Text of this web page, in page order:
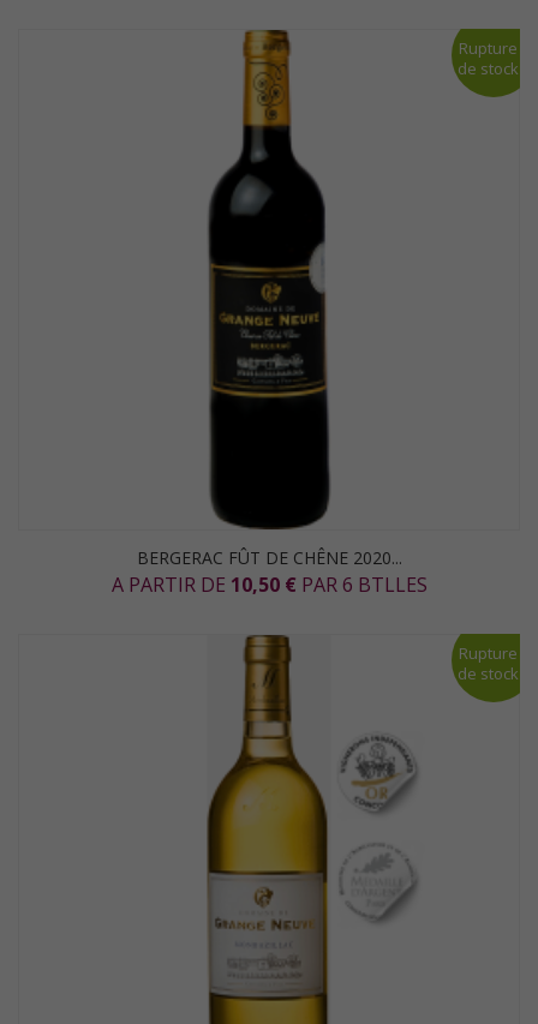
Rupture
de stock
BERGERAC FÛT DE CHÊNE 2020...
A PARTIR DE 10,50 € PAR 6 BTLLES
Rupture
de stock